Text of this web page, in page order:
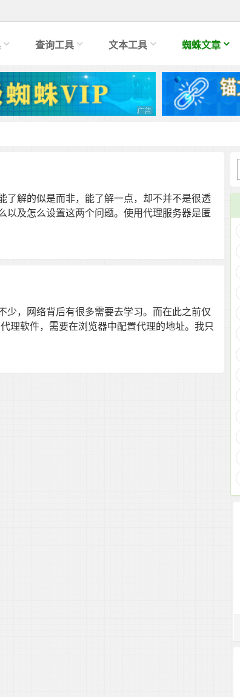
查询工具 文本工具 蜘蛛文章
了解的似是而非，能了解一点，却不并不是很透
以及怎么设置这两个问题。使用代理服务器是匿
少，网络背后有很多需要去学习。而在此之前仅
理软件，需要在浏览器中配置代理的地址。我只